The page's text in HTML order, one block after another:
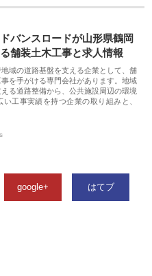
バンスロードが山形県鶴岡
舗装土木工事と求人情報
域の道路基盤を支える企業として、舗
を手がける専門会社があります。地域
る道路整備から、公共施設周辺の環境
い工事実績を持つ企業の取り組みと、
google+ はてブ